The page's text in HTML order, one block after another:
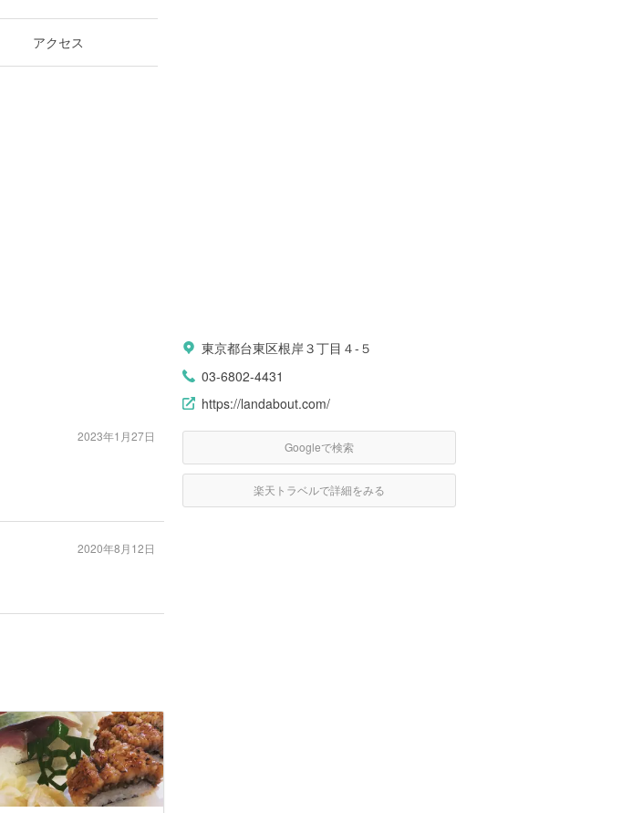
アクセス
2023年1月27日
2020年8月12日
東京都台東区根岸３丁目４-５
03-6802-4431
https://landabout.com/
Googleで検索
楽天トラベルで詳細をみる